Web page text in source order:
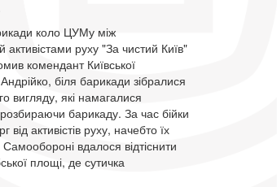
коло ЦУМу між
руху "За чистий Київ"
комендант Київської
біля барикади зібралися
вигляду, які намагалися
барикаду. За час бійки
від активістів руху, начебто їх
вдалося відтіснити
площі, де сутичка